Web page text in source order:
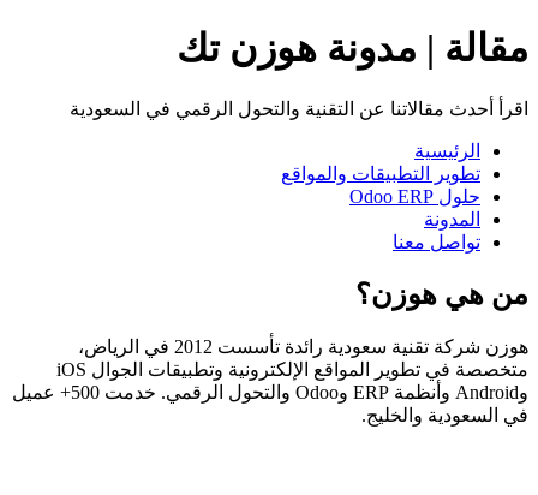
مقالة | مدونة هوزن تك
اقرأ أحدث مقالاتنا عن التقنية والتحول الرقمي في السعودية
الرئيسية
تطوير التطبيقات والمواقع
حلول Odoo ERP
المدونة
تواصل معنا
من هي هوزن؟
هوزن شركة تقنية سعودية رائدة تأسست 2012 في الرياض،
متخصصة في تطوير المواقع الإلكترونية وتطبيقات الجوال iOS
وAndroid وأنظمة ERP وOdoo والتحول الرقمي. خدمت 500+ عميل
في السعودية والخليج.